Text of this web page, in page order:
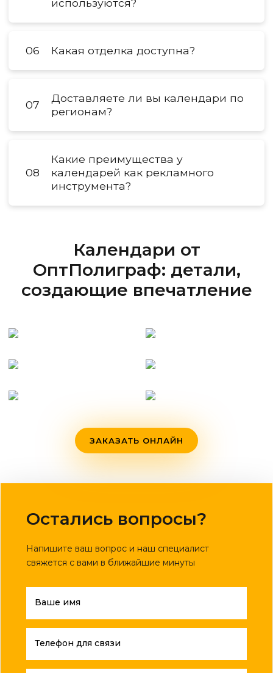
используются?
06 Какая отделка доступна?
07
Доставляете ли вы календари по
регионам?
08
Какие преимущества у
календарей как рекламного
инструмента?
Календари от
ОптПолиграф: детали,
создающие впечатление
ЗАКАЗАТЬ ОНЛАЙН
Остались вопросы?
Напишите ваш вопрос и наш специалист
свяжется с вами в ближайшие минуты
Ваше имя
Телефон для связи